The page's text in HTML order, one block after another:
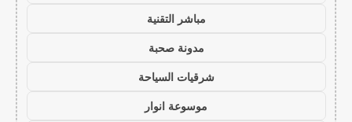
مباشر التقنية
مدونة صحبة
شرقيات السياحة
موسوعة انوار